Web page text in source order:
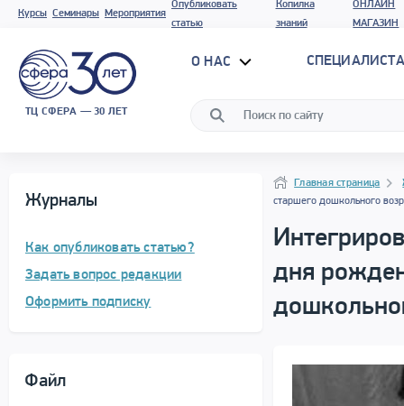
Курсы Семинары Мероприятия
Опубликовать
статью
Копилка
знаний
ОНЛАЙН
МАГАЗИН
ТЦ СФЕРА — 30 ЛЕТ
О НАС
Журналы
Как опубликовать статью?
Задать вопрос редакции
Оформить подписку
Файл
Навигация
НавигацияГлавная страница
старшего дошкольного
дня